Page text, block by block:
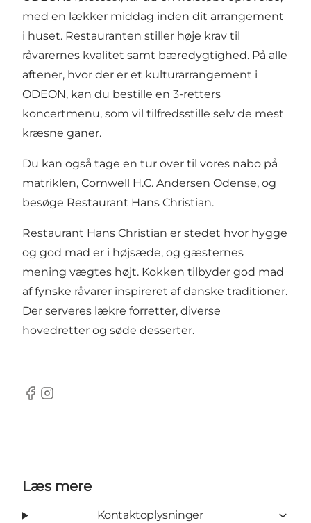
med en lækker middag inden dit arrangement
i huset. Restauranten stiller høje krav til
råvarernes kvalitet samt bæredygtighed. På alle
aftener, hvor der er et kulturarrangement i
ODEON, kan du bestille en 3-retters
koncertmenu, som vil tilfredsstille selv de mest
kræsne ganer.
Du kan også tage en tur over til vores nabo på
matriklen, Comwell H.C. Andersen Odense, og
besøge Restaurant Hans Christian.
Restaurant Hans Christian er stedet hvor hygge
og god mad er i højsæde, og gæsternes
mening vægtes højt. Kokken tilbyder god mad
af fynske råvarer inspireret af danske traditioner.
Der serveres lækre forretter, diverse
hovedretter og søde desserter.
Facebook
Instagram
Læs mere
Kontaktoplysninger